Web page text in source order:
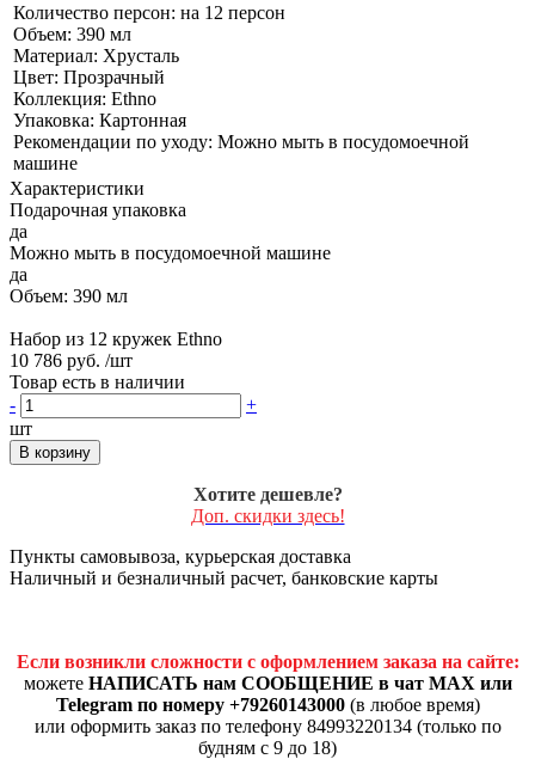
Количество персон: на 12 персон
Объем: 390 мл
Материал: Хрусталь
Цвет: Прозрачный
Коллекция: Ethno
Упаковка: Картонная
Рекомендации по уходу: Можно мыть в посудомоечной
машине
Характеристики
Подарочная упаковка
да
Можно мыть в посудомоечной машине
да
Объем: 390 мл
Набор из 12 кружек Ethno
10 786 руб. /шт
Товар есть в наличии
-
+
шт
В корзину
Хотите дешевле?
Доп. скидки здесь!
Пункты самовывоза, курьерская доставка
Наличный и безналичный расчет, банковские карты
Если возникли сложности с оформлением заказа на сайте:
можете НАПИСАТЬ нам СООБЩЕНИЕ в чат MAX или
Telegram по номеру +79260143000(в любое время)
или оформить заказ по телефону 84993220134 (только по
будням с 9 до 18)